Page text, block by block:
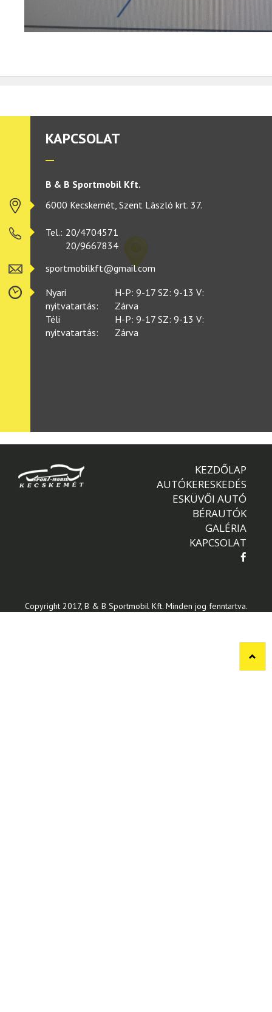
KAPCSOLAT
B & B Sportmobil Kft.
6000 Kecskemét, Szent László krt. 37.
Tel.: 20/4704571
20/9667834
sportmobilkft@gmail.com
Nyari
nyitvatartás:
H-P: 9-17 SZ: 9-13 V:
Zárva
Téli
nyitvatartás:
H-P: 9-17 SZ: 9-13 V:
Zárva
KEZDŐLAP
AUTÓKERESKEDÉS
ESKÜVŐI AUTÓ
BÉRAUTÓK
GALÉRIA
KAPCSOLAT
Copyright 2017, B & B Sportmobil Kft. Minden jog fenntartva.